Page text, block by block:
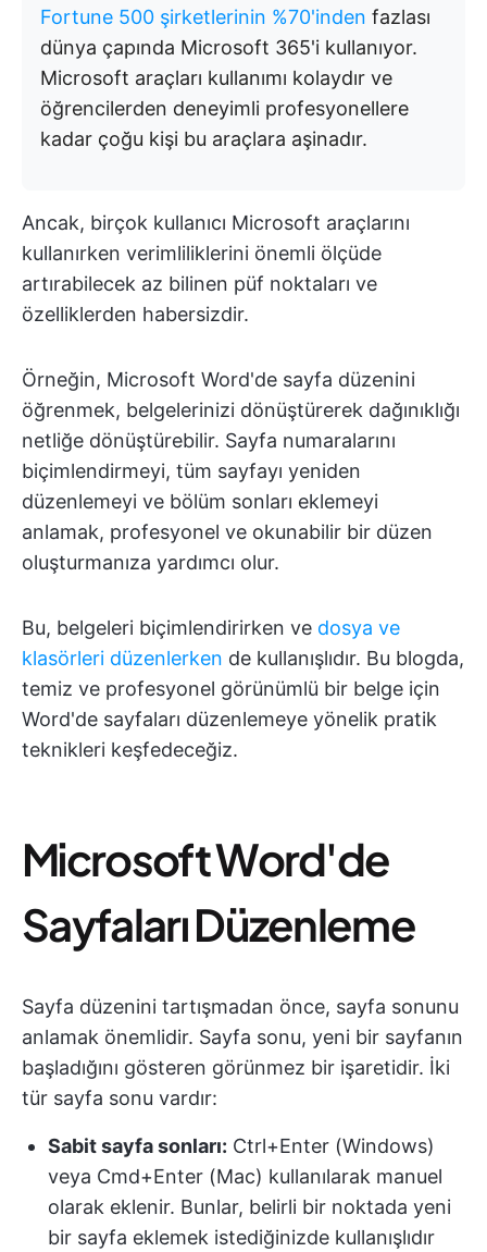
Fortune 500 şirketlerinin %70'inden fazlası
dünya çapında Microsoft 365'i kullanıyor.
Microsoft araçları kullanımı kolaydır ve
öğrencilerden deneyimli profesyonellere
kadar çoğu kişi bu araçlara aşinadır.
Ancak, birçok kullanıcı Microsoft araçlarını
kullanırken verimliliklerini önemli ölçüde
artırabilecek az bilinen püf noktaları ve
özelliklerden habersizdir.
Örneğin, Microsoft Word'de sayfa düzenini
öğrenmek, belgelerinizi dönüştürerek dağınıklığı
netliğe dönüştürebilir. Sayfa numaralarını
biçimlendirmeyi, tüm sayfayı yeniden
düzenlemeyi ve bölüm sonları eklemeyi
anlamak, profesyonel ve okunabilir bir düzen
oluşturmanıza yardımcı olur.
Bu, belgeleri biçimlendirirken ve dosya ve
klasörleri düzenlerken de kullanışlıdır. Bu blogda,
temiz ve profesyonel görünümlü bir belge için
Word'de sayfaları düzenlemeye yönelik pratik
teknikleri keşfedeceğiz.
Microsoft Word'de
Sayfaları Düzenleme
Sayfa düzenini tartışmadan önce, sayfa sonunu
anlamak önemlidir. Sayfa sonu, yeni bir sayfanın
başladığını gösteren görünmez bir işaretidir. İki
tür sayfa sonu vardır:
Sabit sayfa sonları: Ctrl+Enter (Windows)
veya Cmd+Enter (Mac) kullanılarak manuel
olarak eklenir. Bunlar, belirli bir noktada yeni
bir sayfa eklemek istediğinizde kullanışlıdır